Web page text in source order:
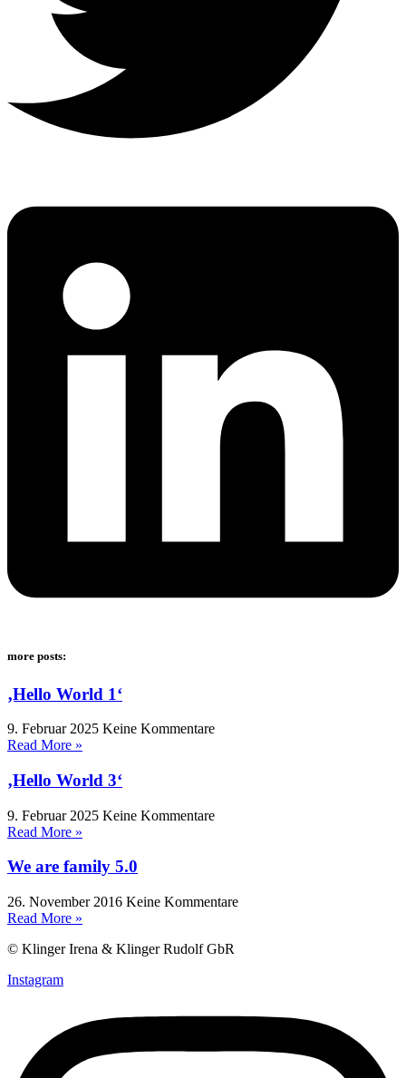
more posts:
‚Hello World 1‘
9. Februar 2025 Keine Kommentare
Read More »
‚Hello World 3‘
9. Februar 2025 Keine Kommentare
Read More »
We are family 5.0
26. November 2016 Keine Kommentare
Read More »
© Klinger Irena & Klinger Rudolf GbR
Instagram